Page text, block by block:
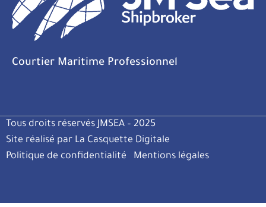
Courtier Maritime Professionnel
Tous droits réservés JMSEA – 2025
Site réalisé par La Casquette Digitale
Politique de confidentialité
Mentions légales